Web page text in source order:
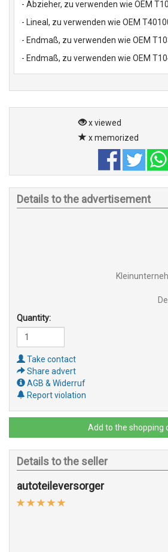
- Abzieher, zu verwenden wie OEM
- Lineal, zu verwenden wie OEM
- Endmaß, zu verwenden wie OEM
- Endmaß, zu verwenden wie OEM
x viewed
x memorized
Details to the advertisement
Quantity:
Take contact
Share advert
AGB & Widerruf
Report violation
Add to the shopping
Details to the seller
autoteileversorger